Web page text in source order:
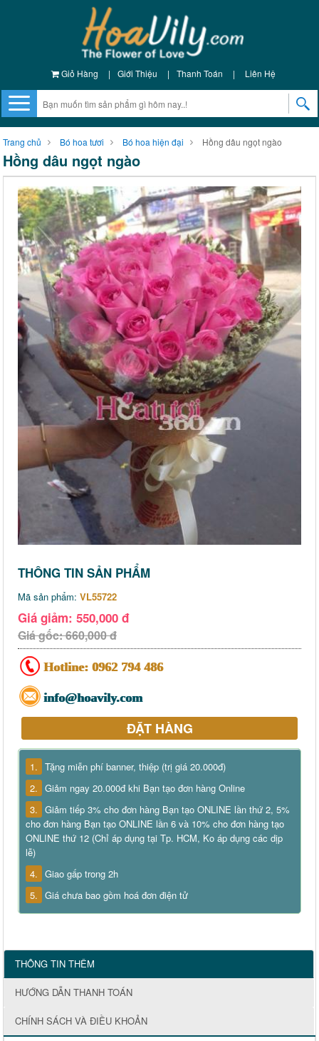
Giỏ Hàng | Giới Thiệu | Thanh Toán | Liên Hệ
Trang chủ Bó hoa tươi Bó hoa hiện đại Hồng dâu ngọt ngào
Hồng dâu ngọt ngào
THÔNG TIN SẢN PHẨM
Mã sản phẩm: VL55722
Giá giảm: 550,000 đ
Giá gốc: 660,000 đ
Hotline: 0962 794 486
info@hoavily.com
ĐẶT HÀNG
1. Tặng miễn phí banner, thiệp (trị giá 20.000đ)
2. Giảm ngay 20.000đ khi Bạn tạo đơn hàng Online
3. Giảm tiếp 3% cho đơn hàng Bạn tạo ONLINE lần thứ 2, 5%
cho đơn hàng Bạn tạo ONLINE lần 6 và 10% cho đơn hàng tạo
ONLINE thứ 12 (Chỉ áp dụng tại Tp. HCM, Ko áp dụng các dịp
lễ)
4. Giao gấp trong 2h
5. Giá chưa bao gồm hoá đơn điện tử
THÔNG TIN THÊM
HƯỚNG DẪN THANH TOÁN
CHÍNH SÁCH VÀ ĐIỀU KHOẢN